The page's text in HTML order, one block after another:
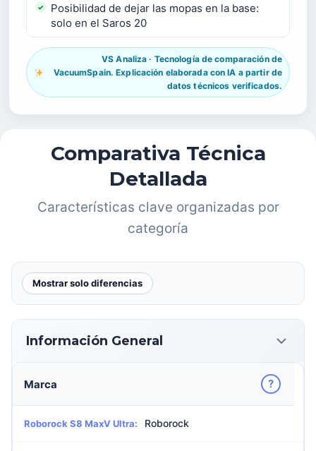
Posibilidad de dejar las mopas en la base:
solo en el Saros 20
VS Analiza · Tecnología de comparación de
VacuumSpain. Explicación elaborada con IA a partir de
datos técnicos verificados.
Comparativa Técnica
Detallada
Características clave organizadas por
categoría
Mostrar solo diferencias
Información General
Marca ?
Roborock S8 MaxV Ultra: Roborock